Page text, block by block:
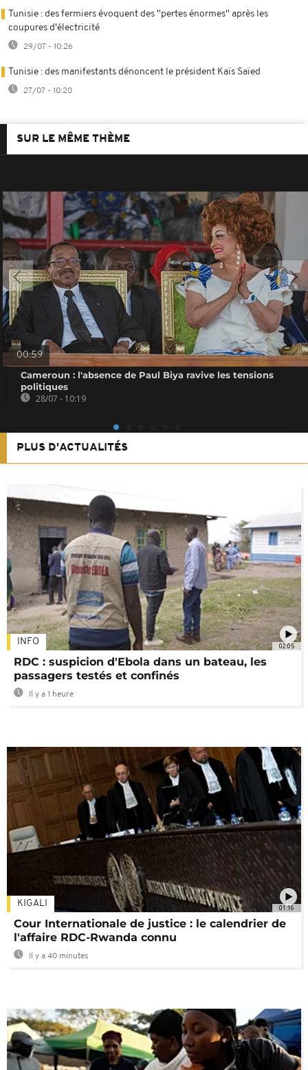
Tunisie : des fermiers évoquent des ''pertes énormes'' après les
coupures d'électricité
29/07 - 10:26
Tunisie : des manifestants dénoncent le président Kaïs Saïed
27/07 - 10:20
SUR LE MÊME THÈME
00:59
Cameroun : l'absence de Paul Biya ravive les tensions
politiques
28/07 - 10:19
PLUS D'ACTUALITÉS
02:05
INFO
RDC : suspicion d'Ebola dans un bateau, les
passagers testés et confinés
Il y a 1 heure
01:16
KIGALI
Cour Internationale de justice : le calendrier de
l'affaire RDC-Rwanda connu
Il y a 40 minutes